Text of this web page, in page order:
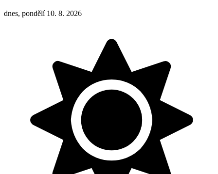
dnes, pondělí 10. 8. 2026